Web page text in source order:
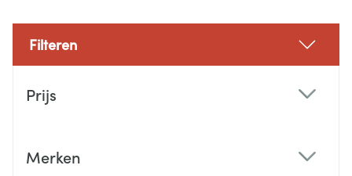
Filteren
Prijs
Merken